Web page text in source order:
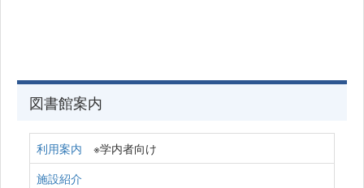
図書館案内
利用案内 ※学内者向け
施設紹介